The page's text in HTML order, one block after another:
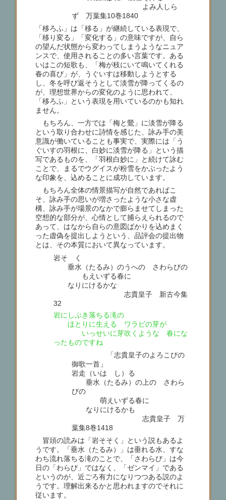
よみ人しら
ず 万葉集10巻1840
「移ろふ」は「移る」が継続している表現で、
「移り変る」「変化する」の意味ですが、自ら
の望んだ状態から変わってしまうようなニュア
ンスで、使用されることの多い言葉です。ある
いはこの短歌も、「梅が枝にいて鳴いてくれる
春の喜び」が、うぐいすは移動しようとする
し、冬を呼び返そうとして淡雪が降ってくるの
が、理想世界からの変化のように思われて、
「移ろふ」という表現を用いているのかも知れ
ません。
もちろん、一方では「梅と鶯」に淡雪が降る
という取り合わせに詩情を感じた、詠み手の美
意識が働いていることも事実で、実際には「う
ぐいすの羽根に、白妙に淡雪が降る」という描
写であるものを、「羽根白妙に」と続けて詠む
ことで、まるでウグイスが粉雪をかぶったよう
な印象を、込めることに成功しています。
もちろん全体の情景描写が自然であればこ
そ、詠み手の思いが増さったような小さな虚
構、詠み手が場景のなかで膨らませてしまった
空想的な部分が、心情として捕らえられるので
あって、はなから自らの意図ばかりを込めまく
った虚偽を提出しようという、品評会の提出物
とは、その本質において異なっています。
岩そゝく
垂水（たるみ）のうへの さわらびの
もえいずる春に
なりにけるかな
志貴皇子 新古今集
32
岩にしぶき落ちる滝の
ほとりに生える ワラビの芽が
いっせいに芽吹くような 春にな
ったものですね
「志貴皇子のよろこびの
御歌一首」
岩走（いはゞし）る
垂水（たるみ）の上の さわら
びの
萌えいずる春に
なりにけるかも
志貴皇子 万
葉集8巻1418
冒頭の読みは「岩そそく」という説もあるよ
うです。「垂水（たるみ）」は垂れる水、すな
わち流れ落ちる滝のことで、「さわらび」は今
日の「わらび」ではなく、「ゼンマイ」である
というのが、近ごろ有力になりつつある説のよ
うです。理解出来るかと思われますのでそれに
従います。